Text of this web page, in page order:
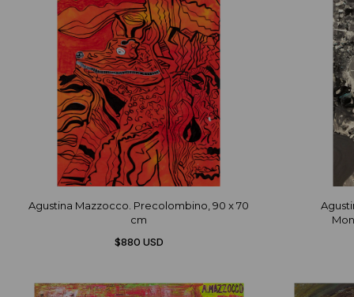
Agustina Mazzocco. Precolombino, 90 x 70
cm
$880 USD